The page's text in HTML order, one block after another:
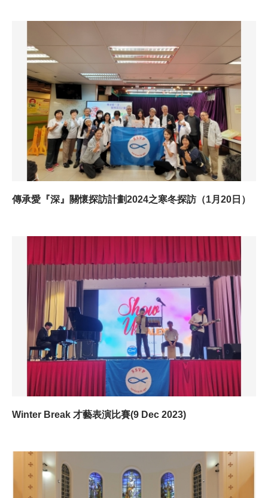
傳承愛『深』關懷探訪計劃2024之寒冬探訪（1月20日）
Winter Break 才藝表演比賽(9 Dec 2023)